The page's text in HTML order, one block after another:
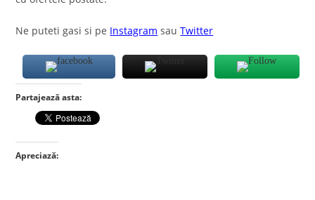
Ne puteti gasi si pe Instagram sauTwitter
Partajează asta:
Apreciază: